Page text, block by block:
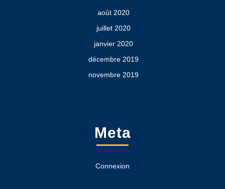
août 2020
juillet 2020
janvier 2020
décembre 2019
novembre 2019
Meta
Connexion